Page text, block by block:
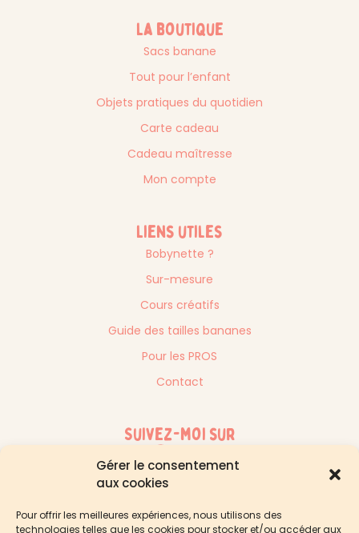
Gérer le consentement
aux cookies
Pour offrir les meilleures expériences, nous utilisons des
technologies telles que les cookies pour stocker et/ou accéder aux
La boutique
Sacs banane
Tout pour l’enfant
Objets pratiques du quotidien
Carte cadeau
Cadeau maîtresse
Mon compte
Liens utiles
Bobynette ?
Sur-mesure
Cours créatifs
Guide des tailles bananes
Pour les PROS
Contact
Suivez-moi sur